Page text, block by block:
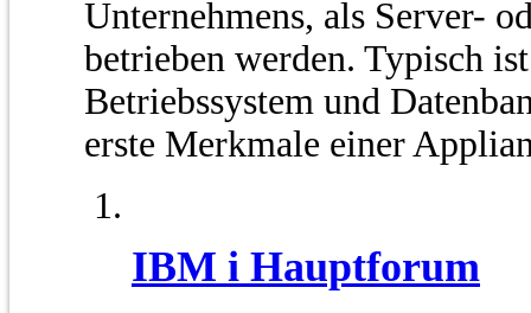
Unternehmens, als Server-
betrieben werden. Typisch
Betriebssystem und
erste Merkmale einer
IBM i Hauptforum